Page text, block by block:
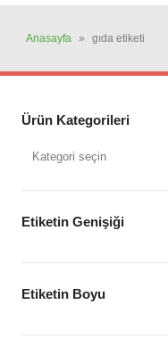
Anasayfa » gıda etiketi
Ürün Kategorileri
Etiketin Genişiği
Etiketin Boyu